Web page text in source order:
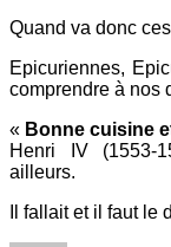
Quand va donc
Epicuriennes,
comprendre à nos
« Bonne cuisine
Henri IV (1553-
ailleurs.
Il fallait et il faut le